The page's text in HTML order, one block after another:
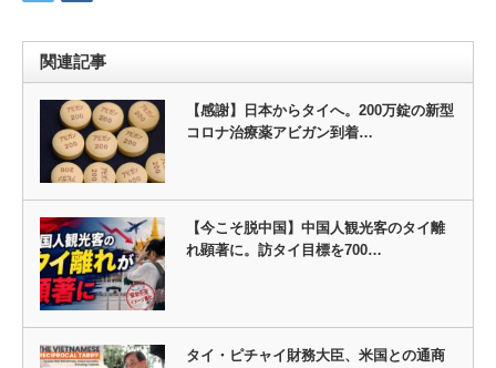
関連記事
【感謝】日本からタイへ。200万錠の新型
コロナ治療薬アビガン到着…
【今こそ脱中国】中国人観光客のタイ離
れ顕著に。訪タイ目標を700…
タイ・ピチャイ財務大臣、米国との通商